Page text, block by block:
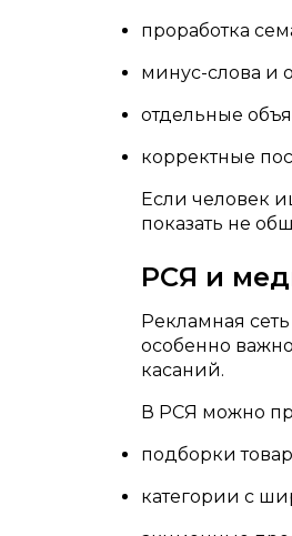
проработка
минус-слова и
отдельные
корректные
Если человек
показать не
РСЯ и
Рекламная
особенно
касаний.
В РСЯ можно
подборки
категории с